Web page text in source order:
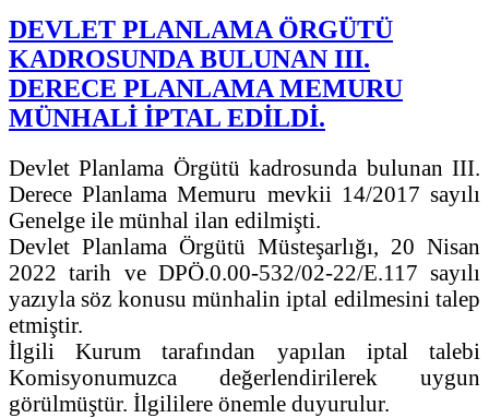
DEVLET PLANLAMA ÖRGÜTÜ
KADROSUNDA BULUNAN III.
DERECE PLANLAMA MEMURU
MÜNHALİ İPTAL EDİLDİ.
Devlet Planlama Örgütü kadrosunda bulunan III.
Derece Planlama Memuru mevkii 14/2017 sayılı
Genelge ile münhal ilan edilmişti.
Devlet Planlama Örgütü Müsteşarlığı, 20 Nisan
2022 tarih ve DPÖ.0.00-532/02-22/E.117 sayılı
yazıyla söz konusu münhalin iptal edilmesini talep
etmiştir.
İlgili Kurum tarafından yapılan iptal talebi
Komisyonumuzca değerlendirilerek uygun
görülmüştür. İlgililere önemle duyurulur.